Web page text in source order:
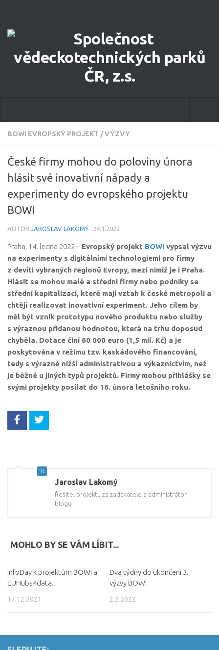
Novinky
Výbor
Loga
Stanovy
eKatalog VTP
Partneři
Kalendář akcí
Členství v SVTP ČR, z.s.
Kontakt
BOWI EVROPSKÝ PROJEKT /VÝZVY
České firmy mohou do poloviny února
hlásit své inovativní nápady a
experimenty do evropského projektu
BOWI
AUTOR JAROSLAV LAKOMÝ · 24.1.2022
Praha, 14. ledna 2022 –Evropský projekt BOWI vypsal výzvu
na experimenty s digitálními technologiemi pro firmy
z devíti vybraných regionů Evropy, mezi nimiž je i Praha.
Hlásit se mohou malé a střední firmy nebo podniky se
střední kapitalizací, které mají vztah k české metropoli a
chtějí realizovat inovativní experiment. Jeho cílem by
měl být vznik prototypu nového produktu nebo služby
s výraznou přidanou hodnotou, která na trhu doposud
chyběla. Dotace činí 60 000 euro (1,5 mil. Kč) a je
poskytována v režimu tzv. kaskádového financování,
tedy s výrazně nižší administrativou a výkaznictvím, než
je běžné u jiných typů projektů. Firmy mohou přihlášky se
svými projekty posílat do 16. února letošního roku.
Jaroslav Lakomý
Řešitel projektu za zadavatele a administrátor
blogu
MOHLO BY SE VÁM LÍBIT...
InfoDay k projektům BOWI a
EUHubs4data.
17.12.2021
Dva týdny do ukončení 3.
výzvy BOWI
2.2.2022